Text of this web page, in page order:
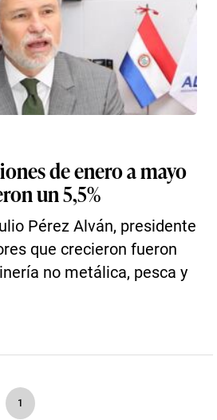
de enero a mayo
un 5,5%
Pérez Alván, presidente
que crecieron fueron
no metálica, pesca y
1